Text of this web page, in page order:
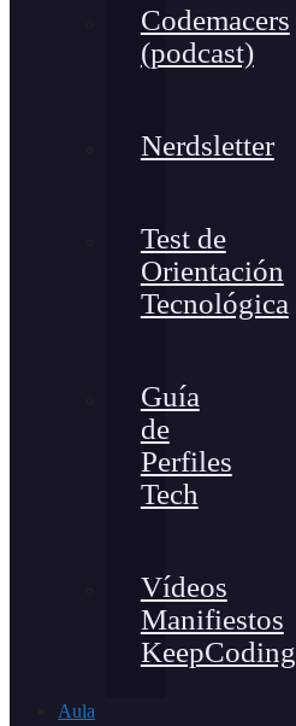
Codemacers
(podcast)
Nerdsletter
Test de
Orientación
Tecnológica
Guía
de
Perfiles
Tech
Vídeos
Manifiestos
KeepCoding
Aula